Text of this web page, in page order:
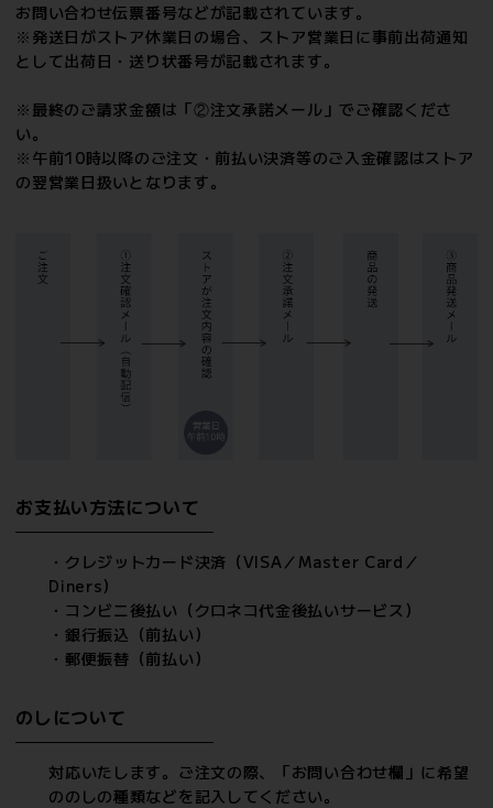
お問い合わせ伝票番号などが記載されています。
※発送日がストア休業日の場合、ストア営業日に事前出荷通知
として出荷日・送り状番号が記載されます。
※最終のご請求金額は「②注文承諾メール」でご確認くださ
い。
※午前10時以降のご注文・前払い決済等のご入金確認はストア
の翌営業日扱いとなります。
お支払い方法について
・クレジットカード決済（VISA／Master Card／
Diners）
・コンビニ後払い（クロネコ代金後払いサービス）
・銀行振込（前払い）
・郵便振替（前払い）
のしについて
対応いたします。ご注文の際、「お問い合わせ欄」に希望
ののしの種類などを記入してください。